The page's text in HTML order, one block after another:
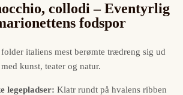
collodi – Eventyrlig
fodspor
italiens mest berømte trædreng sig ud
kunst, teater og natur.
legepladser: Klatr rundt på hvalens ribben